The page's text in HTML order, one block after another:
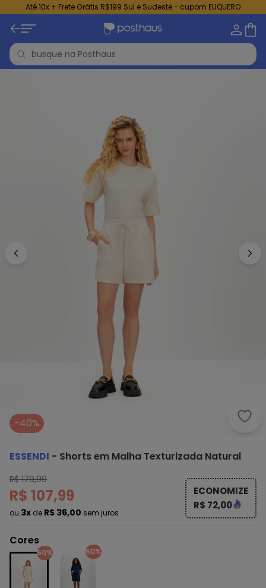
Até 10x + Frete Grátis R$199 Sul e Sudeste - cupom EUQUERO
-40%
ESSENDI - Shorts em Malha Texturizada Natural
R$ 179,99
R$ 107,99
ou 3x de R$ 36,00 sem juros
ECONOMIZE
R$ 72,00
Cores
50% 50%